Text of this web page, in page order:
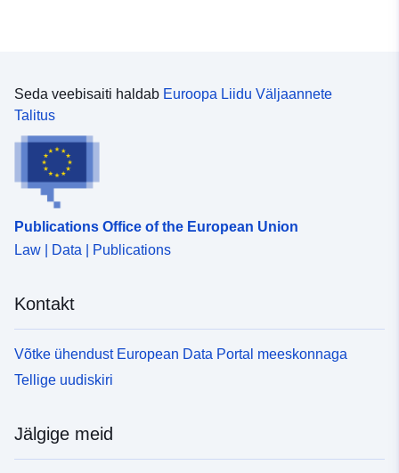
Seda veebisaiti haldab Euroopa Liidu Väljaannete
Talitus
Publications Office of the European Union
Law | Data | Publications
Kontakt
Võtke ühendust European Data Portal meeskonnaga
Tellige uudiskiri
Jälgige meid